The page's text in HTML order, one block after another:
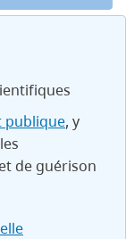
publique, y
de guérison